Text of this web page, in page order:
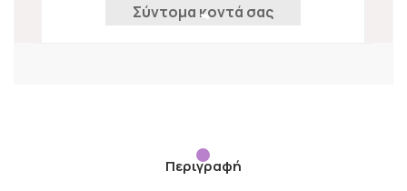
Σύντομα κοντά σας
Περιγραφή